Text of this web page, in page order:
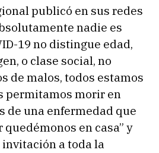
publicó en sus redes
nadie es
19 no distingue edad,
o clase social, no
de malos, todos estamos
permitamos morir en
de una enfermedad que
en casa” y
a toda la